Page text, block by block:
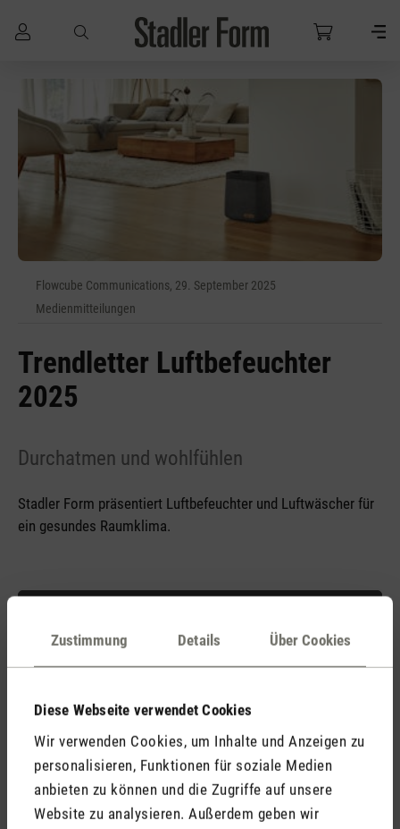
Zustimmung Details Über Cookies
Diese Webseite verwendet Cookies
Wir verwenden Cookies, um Inhalte und Anzeigen zu
personalisieren, Funktionen für soziale Medien
anbieten zu können und die Zugriffe auf unsere
Website zu analysieren. Außerdem geben wir
Zum Hauptinhalt springen
Flowcube Communications, 29. September 2025
Medienmitteilungen
Trendletter Luftbefeuchter
2025
Durchatmen und wohlfühlen
Stadler Form präsentiert Luftbefeuchter und Luftwäscher für
ein gesundes Raumklima.
Trendletter Luftbefeuchter 2025.doc